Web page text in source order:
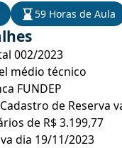
59 Horas de Aula
002/2023
médio técnico
FUNDEP
de Reserva
de R$ 3.199,77
dia 19/11/2023